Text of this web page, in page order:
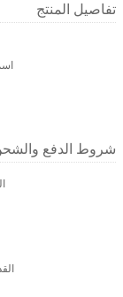
تفاصيل المنتج
شروط الدفع